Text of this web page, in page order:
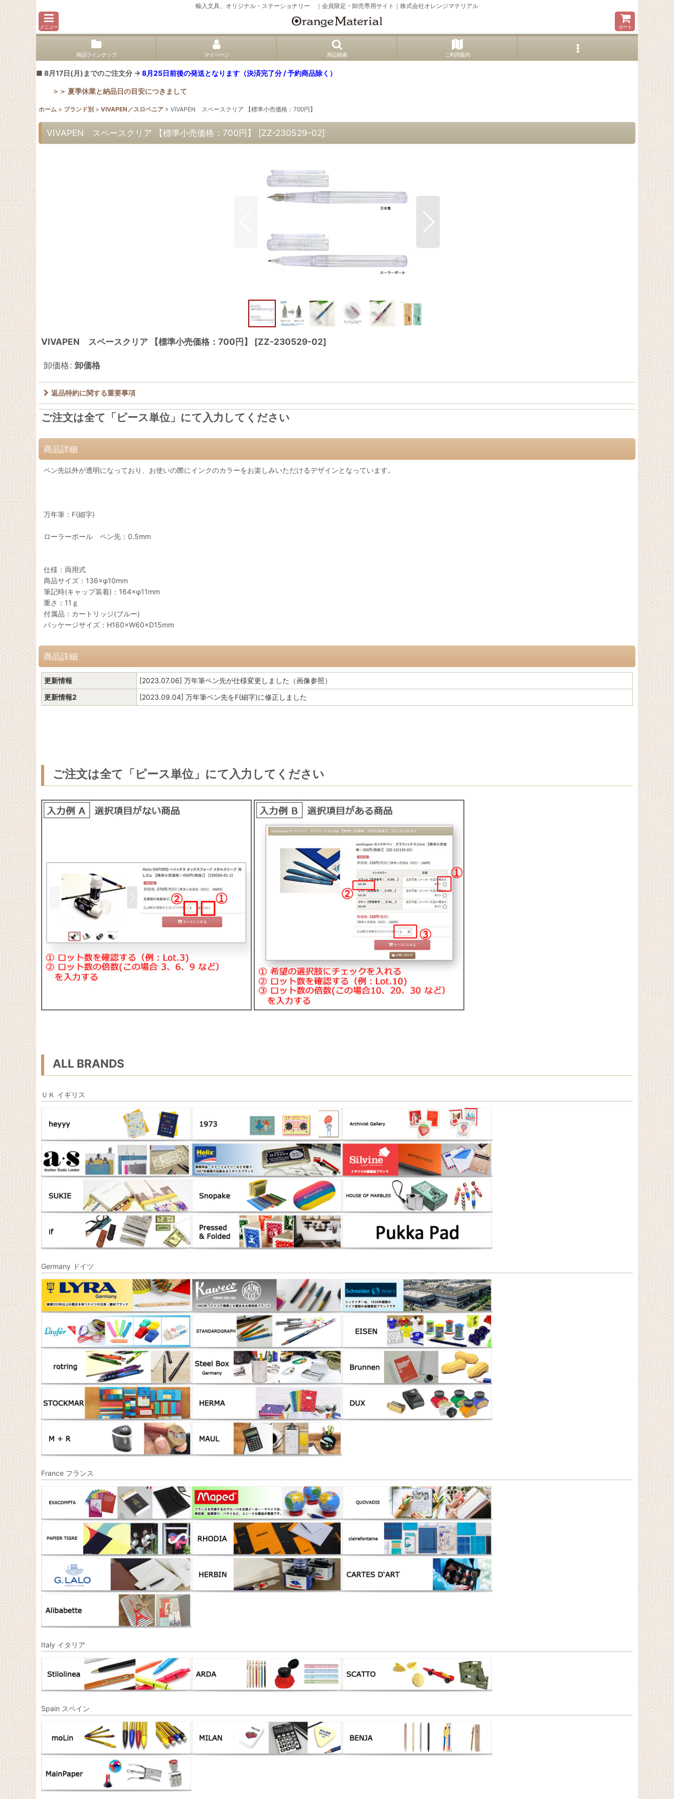
輸入文具、オリジナル・ステーショナリー ｜会員限定・卸売専用サイト｜株式会社オレンジマテリアル
メニュー カート
商品ラインナップ マイページ 商品検索 ご利用案内
■ 8月17日(月)までのご注文分 → 8月25日前後の発送となります（決済完了分 / 予約商品除く）
＞＞ 夏季休業と納品日の目安につきまして
ホーム > ブランド別 > VIVAPEN／スロベニア > VIVAPEN スペースクリア 【標準小売価格：700円】
VIVAPEN スペースクリア 【標準小売価格：700円】 [ZZ-230529-02]
VIVAPEN スペースクリア 【標準小売価格：700円】 [ZZ-230529-02]
卸価格: 卸価格
返品特約に関する重要事項
ご注文は全て「ピース単位」にて入力してください
商品詳細
ペン先以外が透明になっており、お使いの際にインクのカラーをお楽しみいただけるデザインとなっています。
万年筆：F(細字)
ローラーボール ペン先：0.5mm
仕様：両用式
商品サイズ：136×φ10mm
筆記時(キャップ装着)：164×φ11mm
重さ：11ｇ
付属品：カートリッジ(ブルー)
パッケージサイズ：H160×W60×D15mm
商品詳細
更新情報
[2023.07.06] 万年筆ペン先が仕様変更しました（画像参照）
更新情報2
[2023.09.04] 万年筆ペン先をF(細字)に修正しました
ご注文は全て「ピース単位」にて入力してください
ALL BRANDS
ＵＫ イギリス
Germany ドイツ
France フランス
Italy イタリア
Spain スペイン